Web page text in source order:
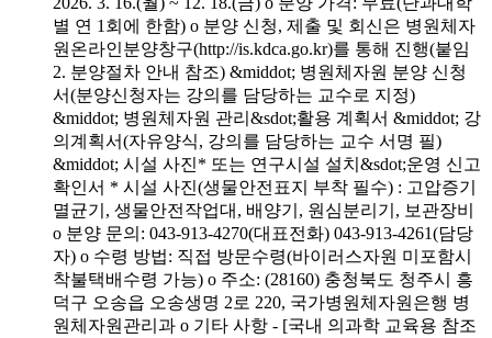
별 연 1회에 한함) o 분양 신청, 제출 및 회신은 병원체자
원온라인분양창구(http://is.kdca.go.kr)를 통해 진행(붙임
2. 분양절차 안내 참조) &middot; 병원체자원 분양 신청
서(분양신청자는 강의를 담당하는 교수로 지정)
&middot; 병원체자원 관리&sdot;활용 계획서 &middot; 강
의계획서(자유양식, 강의를 담당하는 교수 서명 필)
&middot; 시설 사진* 또는 연구시설 설치&sdot;운영 신고
확인서 * 시설 사진(생물안전표지 부착 필수) : 고압증기
멸균기, 생물안전작업대, 배양기, 원심분리기, 보관장비
o 분양 문의: 043-913-4270(대표전화) 043-913-4261(담당
자) o 수령 방법: 직접 방문수령(바이러스자원 미포함시
착불택배수령 가능) o 주소: (28160) 충청북도 청주시 흥
덕구 오송읍 오송생명 2로 220, 국가병원체자원은행 병
원체자원관리과 o 기타 사항 - [국내 의과학 교육용 참조